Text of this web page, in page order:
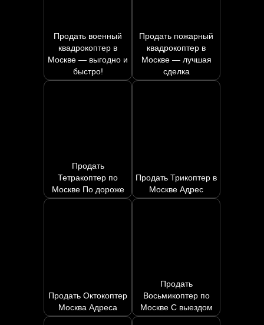
Продать военный
квадрокоптер в
Москве — выгодно и
быстро!
Продать пожарный
квадрокоптер в
Москве — лучшая
сделка
Продать
Тетракоптер по
Москве По дороже
Продать Трикоптер в
Москве Адрес
Продать Октокоптер
Москва Адреса
Продать
Восьмикоптер по
Москве С выездом